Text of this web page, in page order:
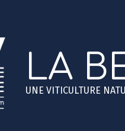
LA
UNE VITICULTURE